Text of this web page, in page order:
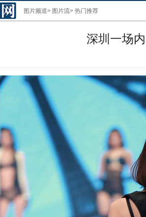
图片频道> 图片流> 热门推荐
深圳一场